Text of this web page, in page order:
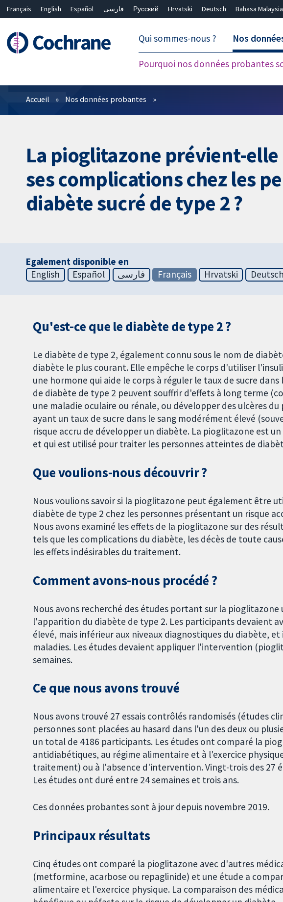
Français English Español فارسی Русский Hrvatski Deutsch Bahasa Malaysia
Qui sommes-nous ? Nos
Pourquoi nos données probantes
Filtres
Accueil Nos données probantes
La pioglitazone prévient-
ses complications chez les
diabète sucré de type 2 ?
Egalement disponible en
English
Español فارسی Français Hrvatski Deutsch
Qu'est-ce que le diabète de type 2 ?
Le diabète de type 2, également connu sous le nom de
diabète le plus courant. Elle empêche le corps d'utiliser
une hormone qui aide le corps à réguler le taux de sucre
de diabète de type 2 peuvent souffrir d'effets à long terme
une maladie oculaire ou rénale, ou développer des ulcères
ayant un taux de sucre dans le sang modérément élevé
risque accru de développer un diabète. La pioglitazone est
et qui est utilisé pour traiter les personnes atteintes de
Que voulions-nous découvrir ?
Nous voulions savoir si la pioglitazone peut également être
diabète de type 2 chez les personnes présentant un risque
Nous avons examiné les effets de la pioglitazone sur des
tels que les complications du diabète, les décès de toute
les effets indésirables du traitement.
Comment avons-nous procédé ?
Nous avons recherché des études portant sur la
l'apparition du diabète de type 2. Les participants devaient
élevé, mais inférieur aux niveaux diagnostiques du diabète,
maladies. Les études devaient appliquer l'intervention
semaines.
Ce que nous avons trouvé
Nous avons trouvé 27 essais contrôlés randomisés (études
personnes sont placées au hasard dans l'un des deux ou
un total de 4186 participants. Les études ont comparé la
antidiabétiques, au régime alimentaire et à l'exercice
traitement) ou à l'absence d'intervention. Vingt-trois des 27
Les études ont duré entre 24 semaines et trois ans.
Ces données probantes sont à jour depuis novembre 2019.
Principaux résultats
Cinq études ont comparé la pioglitazone avec d'autres
(metformine, acarbose ou repaglinide) et une étude a
alimentaire et l'exercice physique. La comparaison des